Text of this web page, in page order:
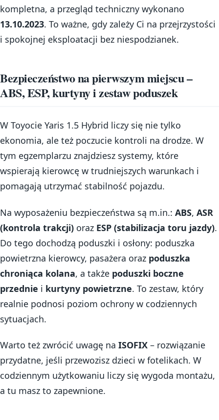
kompletna, a przegląd techniczny wykonano
13.10.2023. To ważne, gdy zależy Ci na przejrzystości
i spokojnej eksploatacji bez niespodzianek.
Bezpieczeństwo na pierwszym miejscu –
ABS, ESP, kurtyny i zestaw poduszek
W Toyocie Yaris 1.5 Hybrid liczy się nie tylko
ekonomia, ale też poczucie kontroli na drodze. W
tym egzemplarzu znajdziesz systemy, które
wspierają kierowcę w trudniejszych warunkach i
pomagają utrzymać stabilność pojazdu.
Na wyposażeniu bezpieczeństwa są m.in.: ABS, ASR
(kontrola trakcji) oraz ESP (stabilizacja toru jazdy).
Do tego dochodzą poduszki i osłony: poduszka
powietrzna kierowcy, pasażera oraz poduszka
chroniąca kolana, a także poduszki boczne
przednie i kurtyny powietrzne. To zestaw, który
realnie podnosi poziom ochrony w codziennych
sytuacjach.
Warto też zwrócić uwagę na ISOFIX – rozwiązanie
przydatne, jeśli przewozisz dzieci w fotelikach. W
codziennym użytkowaniu liczy się wygoda montażu,
a tu masz to zapewnione.